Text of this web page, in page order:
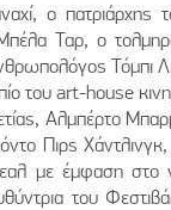
ο πατριάρχης
Ταρ, ο
Τόμπι
του art-house
Αλμπέρτο
Πιρς
με έμφαση
του